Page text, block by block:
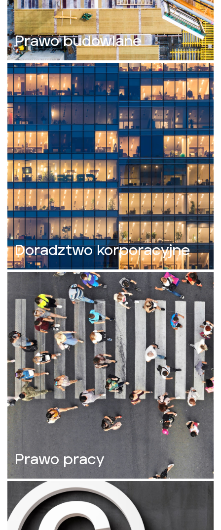
Prawo budowlane
Doradztwo korporacyjne
Prawo pracy